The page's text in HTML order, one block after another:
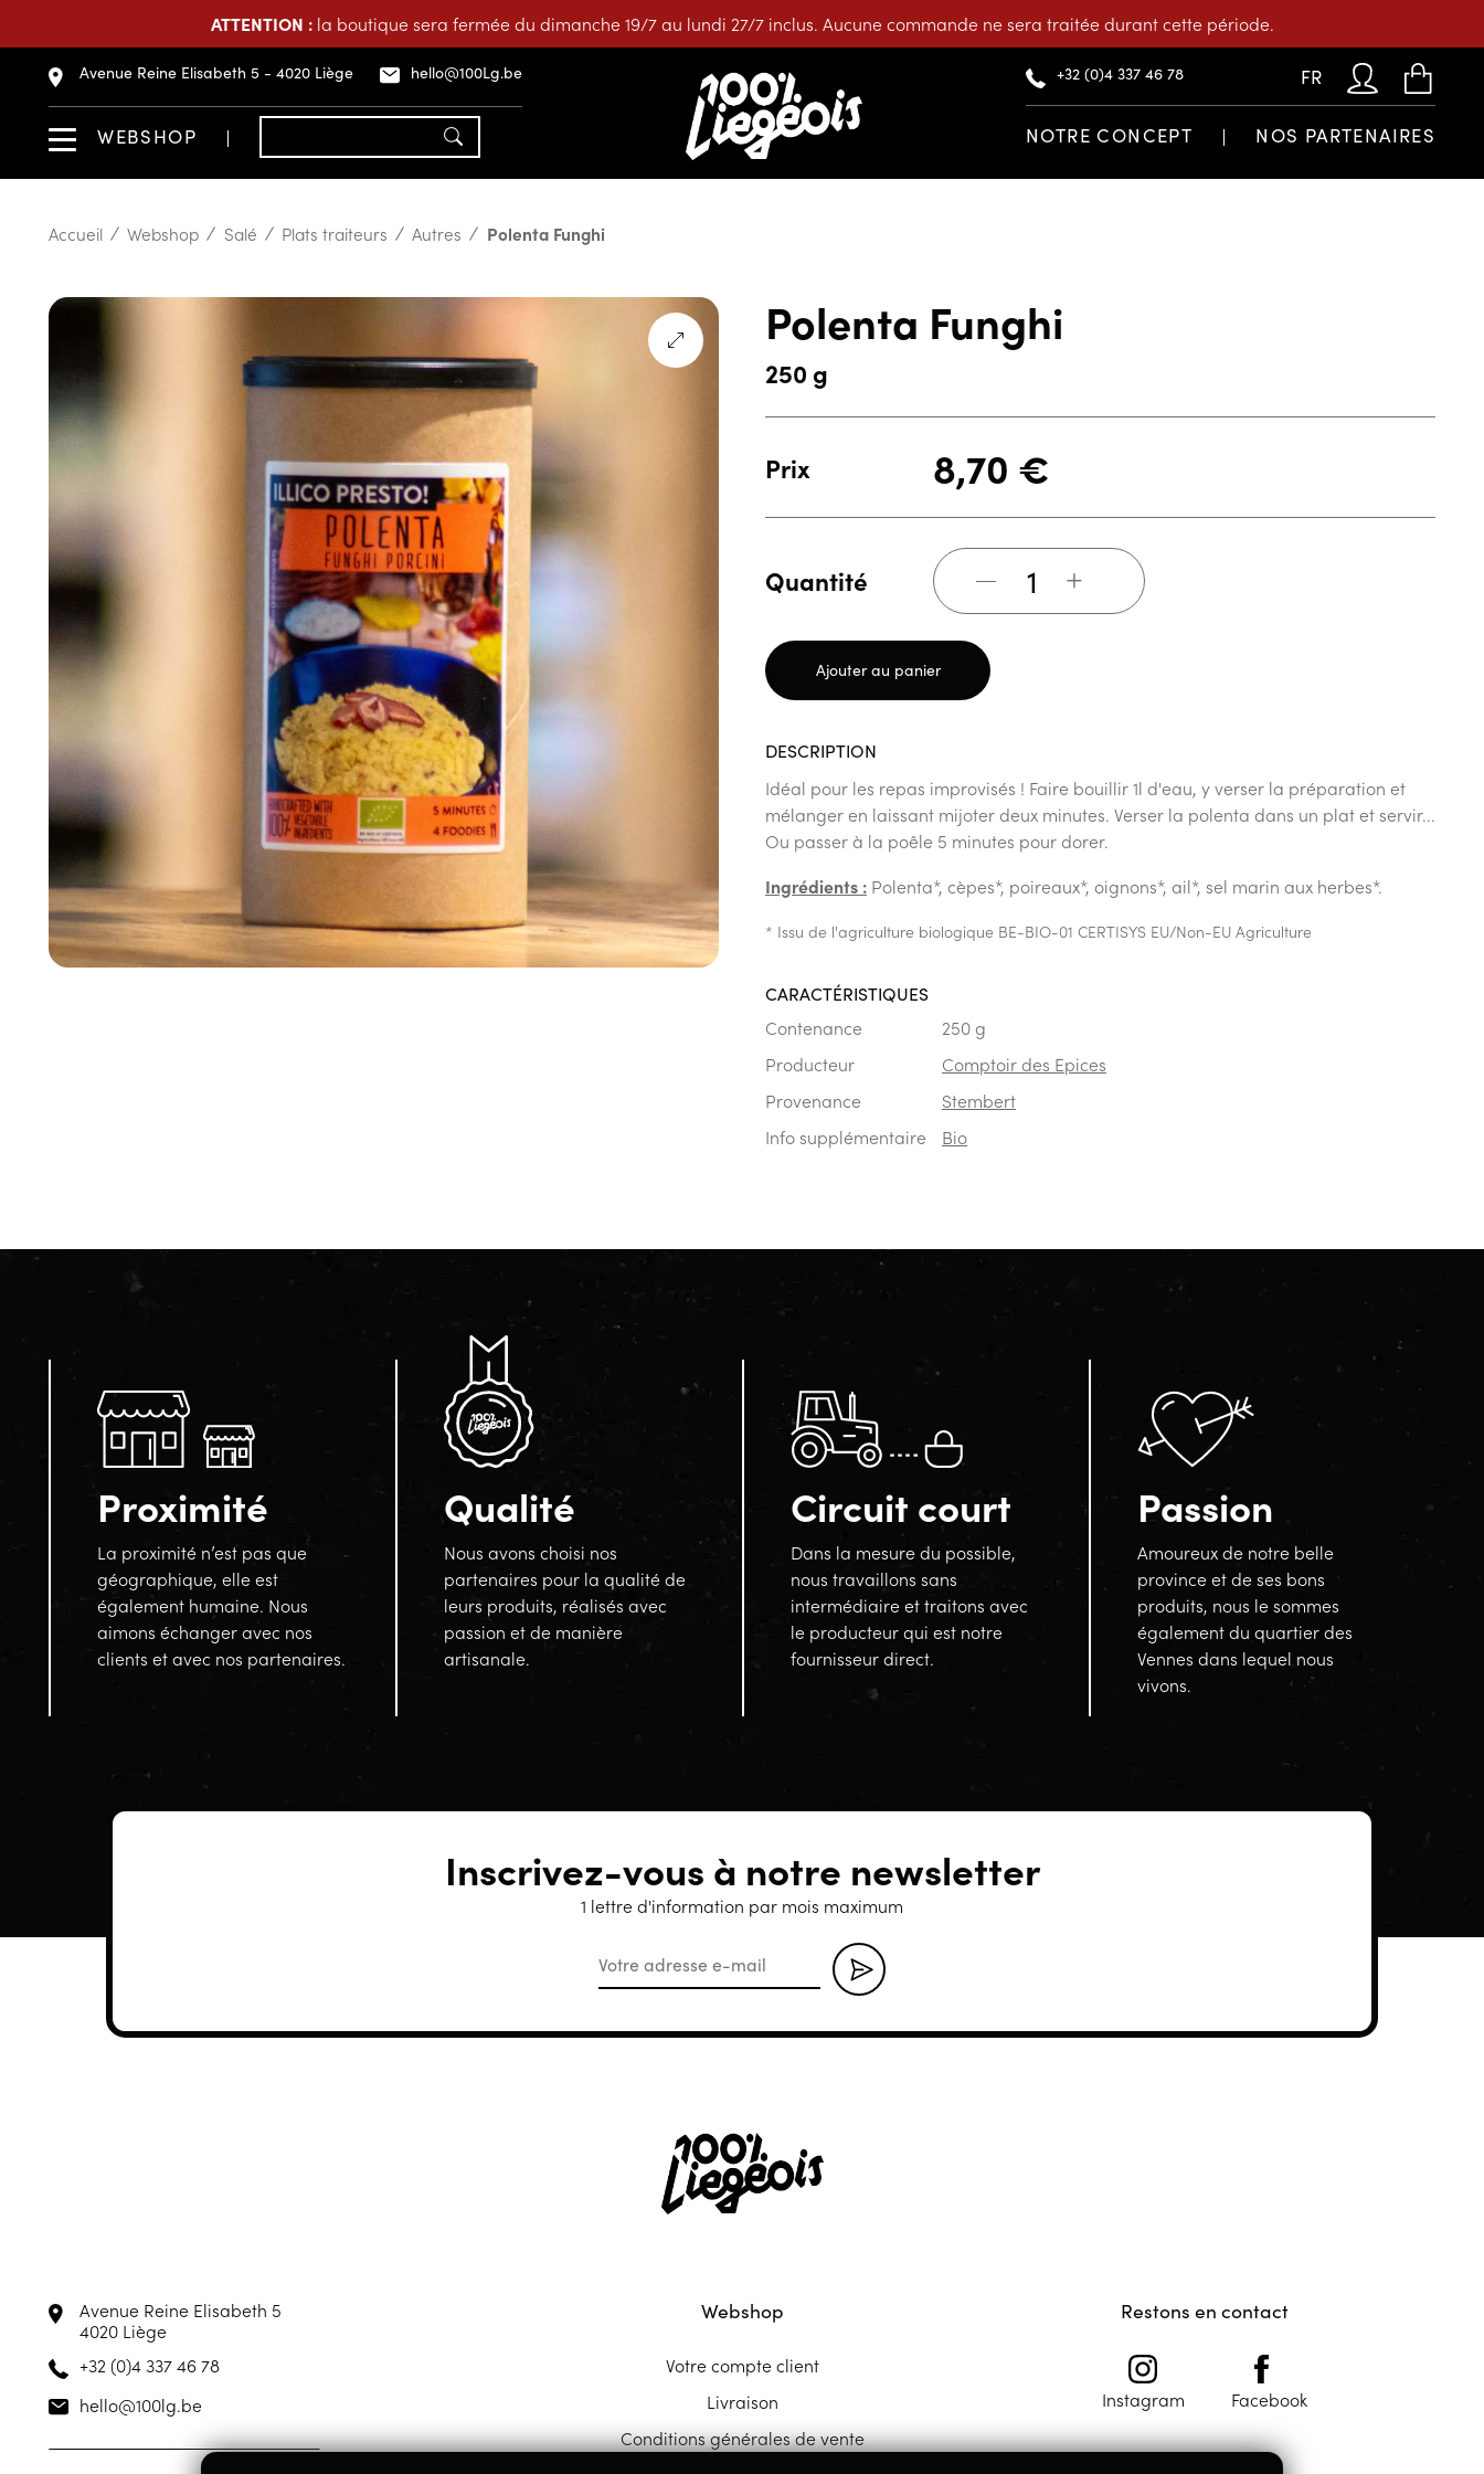
ATTENTION :la boutique sera fermée du dimanche 19/7 au lundi 27/7 inclus. Aucune commande ne sera traitée durant cette période.
Avenue Reine Elisabeth 5 - 4020 Liège hello@100Lg.be
WEBSHOP
+32 (0)4 337 46 78 FR
NOTRE CONCEPT NOS PARTENAIRES
Accueil Webshop Salé Plats traiteurs Autres Polenta Funghi
Polenta Funghi
250 g
Prix 8,70 €
Quantité +
Ajouter au panier
DESCRIPTION
Idéal pour les repas improvisés ! Faire bouillir 1l d'eau, y verser la préparation et
mélanger en laissant mijoter deux minutes. Verser la polenta dans un plat et servir...
Ou passer à la poêle 5 minutes pour dorer.
Ingrédients : Polenta*, cèpes*, poireaux*, oignons*, ail*, sel marin aux herbes*.
* Issu de l'agriculture biologique BE-BIO-01 CERTISYS EU/Non-EU Agriculture
CARACTÉRISTIQUES
Contenance
250 g
Producteur
Comptoir des Epices
Provenance
Stembert
Info supplémentaire
Bio
Proximité
La proximité n’est pas que
géographique, elle est
également humaine. Nous
aimons échanger avec nos
clients et avec nos partenaires.
Qualité
Nous avons choisi nos
partenaires pour la qualité de
leurs produits, réalisés avec
passion et de manière
artisanale.
Circuit court
Dans la mesure du possible,
nous travaillons sans
intermédiaire et traitons avec
le producteur qui est notre
fournisseur direct.
Passion
Amoureux de notre belle
province et de ses bons
produits, nous le sommes
également du quartier des
Vennes dans lequel nous
vivons.
Inscrivez-vous à notre newsletter
1 lettre d'information par mois maximum
Avenue Reine Elisabeth 5
4020 Liège
+32 (0)4 337 46 78
hello@100lg.be
Webshop
Votre compte client
Livraison
Conditions générales de vente
Restons en contact
Instagram Facebook